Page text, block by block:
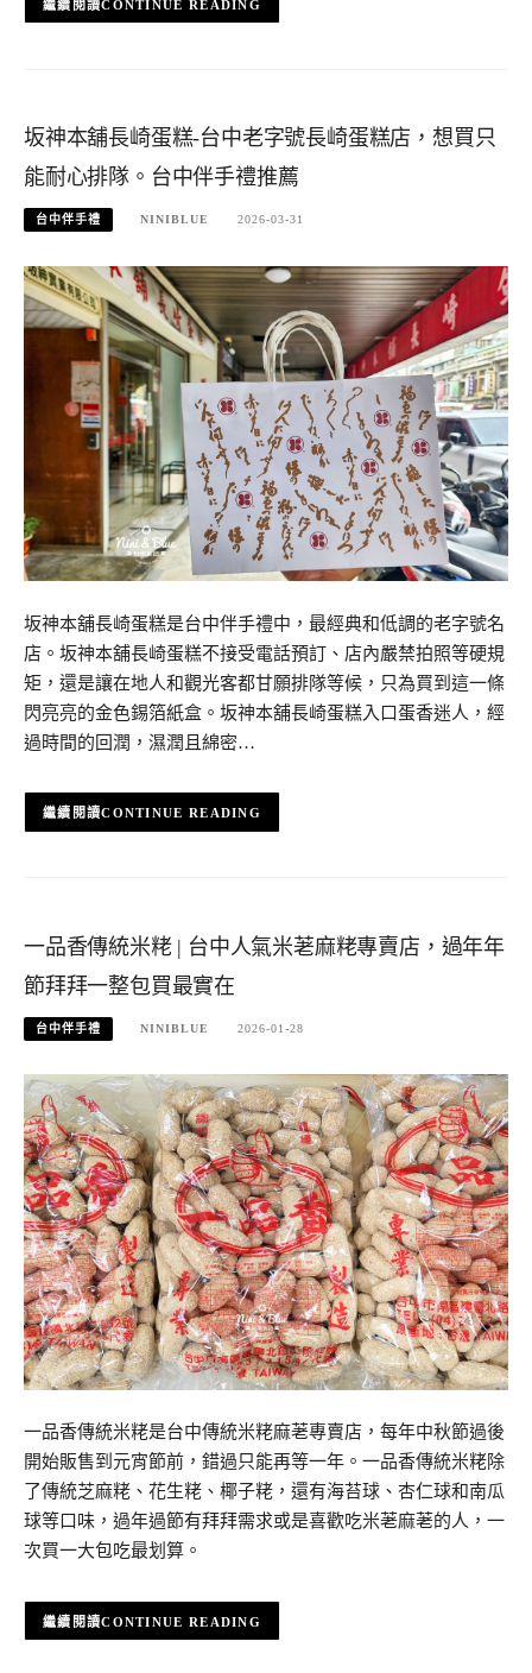
CONTINUE READING
坂神本舖長崎蛋糕-台中老字號長崎蛋糕店，想買只
能耐心排隊。台中伴手禮推薦
台中伴手禮 NINIBLUE 2026-03-31
坂神本舖長崎蛋糕是台中伴手禮中，最經典和低調的老字號名
店。坂神本舖長崎蛋糕不接受電話預訂、店內嚴禁拍照等硬規
矩，還是讓在地人和觀光客都甘願排隊等候，只為買到這一條
閃亮亮的金色錫箔紙盒。坂神本舖長崎蛋糕入口蛋香迷人，經
過時間的回潤，濕潤且綿密…
CONTINUE READING
一品香傳統米粩 | 台中人氣米荖麻粩專賣店，過年年
節拜拜一整包買最實在
台中伴手禮 NINIBLUE 2026-01-28
一品香傳統米粩是台中傳統米粩麻荖專賣店，每年中秋節過後
開始販售到元宵節前，錯過只能再等一年。一品香傳統米粩除
了傳統芝麻粩、花生粩、椰子粩，還有海苔球、杏仁球和南瓜
球等口味，過年過節有拜拜需求或是喜歡吃米荖麻荖的人，一
次買一大包吃最划算。
CONTINUE READING